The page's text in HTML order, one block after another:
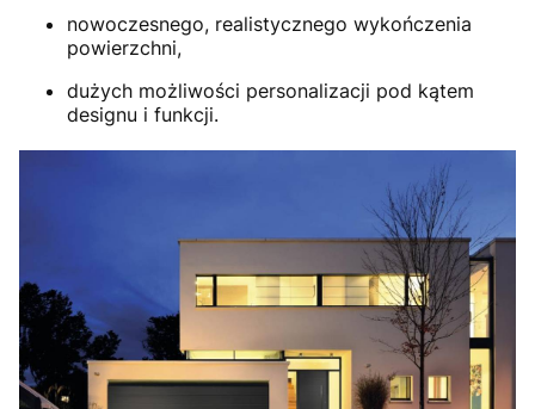
nowoczesnego, realistycznego wykończenia
powierzchni,
dużych możliwości personalizacji pod kątem
designu i funkcji.